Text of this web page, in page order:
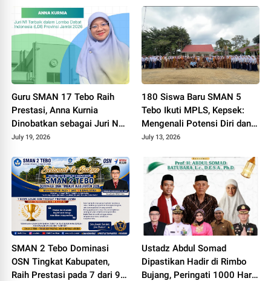
Guru SMAN 17 Tebo Raih
Prestasi, Anna Kurnia
Dinobatkan sebagai Juri N1
Terbaik LDI Provinsi Jambi
July 19, 2026
180 Siswa Baru SMAN 5
Tebo Ikuti MPLS, Kepsek:
Mengenali Potensi Diri dan
Adaptasi
July 13, 2026
SMAN 2 Tebo Dominasi
OSN Tingkat Kabupaten,
Raih Prestasi pada 7 dari 9
Ustadz Abdul Somad
Dipastikan Hadir di Rimbo
Bujang, Peringati 1000 Hari